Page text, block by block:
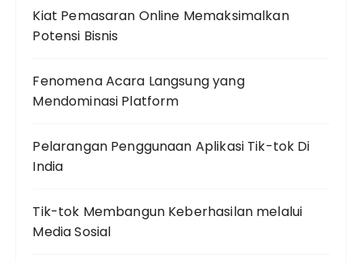
Kiat Pemasaran Online Memaksimalkan
Potensi Bisnis
Fenomena Acara Langsung yang
Mendominasi Platform
Pelarangan Penggunaan Aplikasi Tik-tok Di
India
Tik-tok Membangun Keberhasilan melalui
Media Sosial